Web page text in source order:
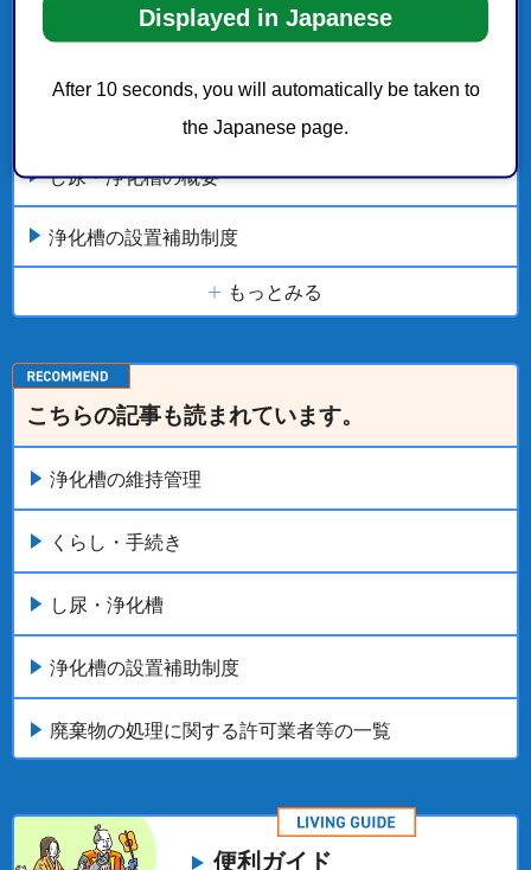
Displayed in Japanese
After 10 seconds, you will automatically be taken to
the Japanese page.
浄化槽保守点検業者・し尿くみ取り業者・浄化槽清
浄化槽の各種届出のご案内
し尿・浄化槽の概要
浄化槽の設置補助制度
もっとみる
こちらの記事も読まれています。
浄化槽の維持管理
くらし・手続き
し尿・浄化槽
浄化槽の設置補助制度
廃棄物の処理に関する許可業者等の一覧
便利ガイド